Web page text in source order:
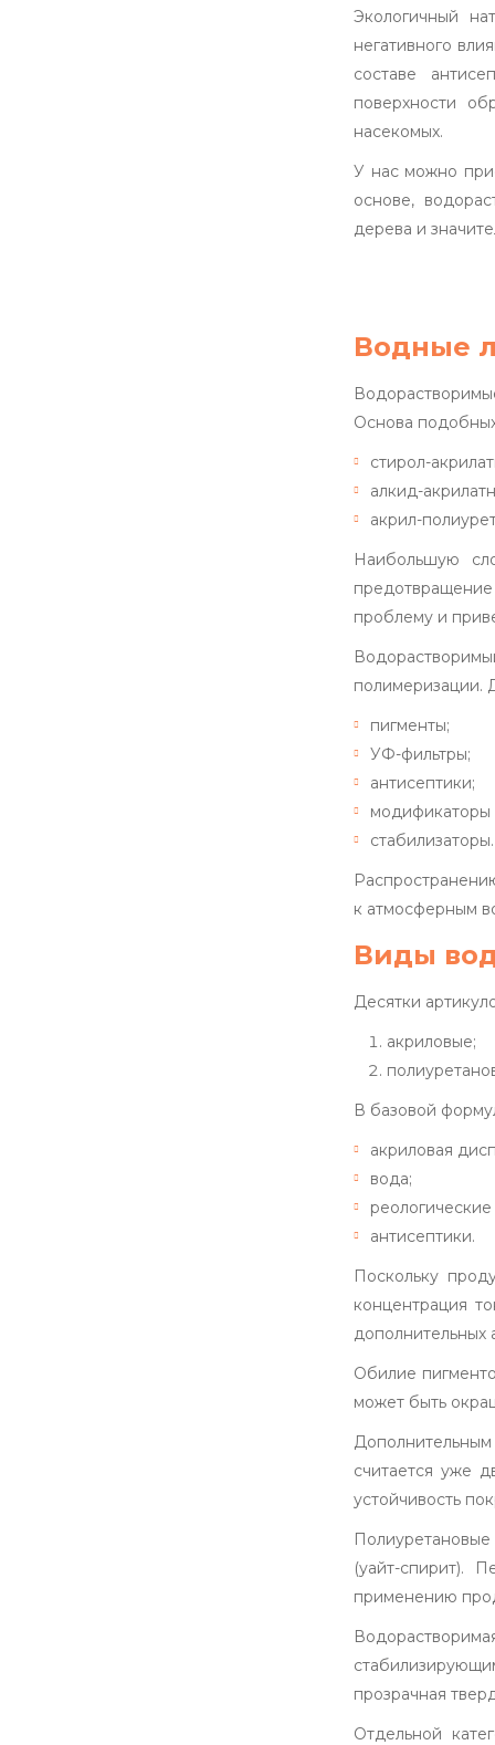
Экологичный
негативного
составе
поверхности
насекомых.
У нас можно
основе,
дерева и
Водные
Основа
стирол-
алкид-
акрил-
Наибольшую
проблему и
полимеризации.
пигменты;
УФ-фильтры;
антисептики;
модификаторы
стабилизаторы.
к атмосферным
Виды
Десятки
акриловые;
В базовой
акриловая
вода;
антисептики.
Поскольку
концентрация
дополнительных
Обилие
может быть
считается уже
устойчивость
(уайт-спирит).
применению
прозрачная
Отдельной